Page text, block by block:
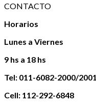
CONTACTO
Horarios
Lunes a Viernes
9 hs a 18 hs
Tel: 011-6082-2000/2001
Cell: 112-292-6848